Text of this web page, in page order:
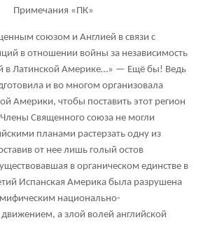
Примечания «ПК»
союзом и Англией в связи с
в отношении войны за независимость
в Латинской Америке…» — Ещё бы! Ведь
и во многом организовала
Америки, чтобы поставить этот регион
Священного союза не могли
планами растерзать одну из
от нее лишь голый остов
в органическом единстве в
Испанская Америка была разрушена
национально-
а злой волей английской